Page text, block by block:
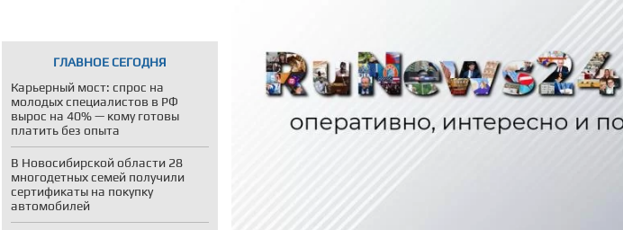
ГЛАВНОЕ СЕГОДНЯ
Карьерный мост: спрос на
молодых специалистов в РФ
вырос на 40% — кому готовы
платить без опыта
В Новосибирской области 28
многодетных семей получили
сертификаты на покупку
автомобилей